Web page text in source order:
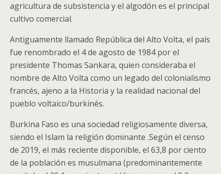
agricultura de subsistencia y el algodón es el principal
cultivo comercial.
Antiguamente llamado República del Alto Volta,​ el país
fue renombrado el 4 de agosto de 1984 por el
presidente Thomas Sankara, quien consideraba el
nombre de Alto Volta como un legado del colonialismo
francés, ajeno a la Historia y la realidad nacional del
pueblo voltaico/burkinés.
Burkina Faso es una sociedad religiosamente diversa,
siendo el Islam la religión dominante .Según el censo
de 2019, el más reciente disponible, el 63,8 por ciento
de la población es musulmana (predominantemente